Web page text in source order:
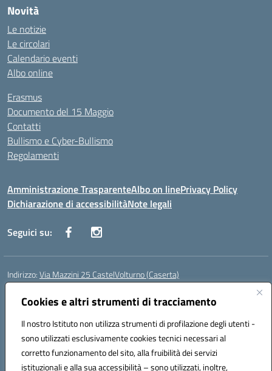
Cookies e altri strumenti di tracciamento
Il nostro Istituto non utilizza strumenti di profilazione degli utenti -
sono utilizzati esclusivamente cookies tecnici necessari al
corretto funzionamento del sito, alla fruibilità dei servizi
istituzionali e alla sua accessibilità – sono utilizzati, inoltre,
Novità
Le notizie
Le circolari
Calendario eventi
Albo online
Erasmus
Documento del 15 Maggio
Contatti
Bullismo e Cyber-Bullismo
Regolamenti
Amministrazione TrasparenteAlbo on linePrivacy Policy
Dichiarazione di accessibilitàNote legali
Seguici su:
Indirizzo:Via Mazzini 25 CastelVolturno (Caserta)
Centralino:
Posta elettronica certificata (PEC):ceis014005@pec.istruzione.it
Codice fiscale: 93063510619
Codice meccanografico:CEIS014005
Codice Indice delle Pubbliche Amministrazioni (IPA): istsc_ceis014005
Codice unico di fatturazione (CUF): UOU8EW